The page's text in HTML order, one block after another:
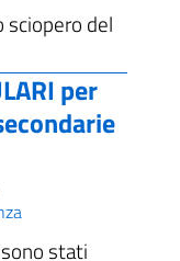
sciopero del
per
stati